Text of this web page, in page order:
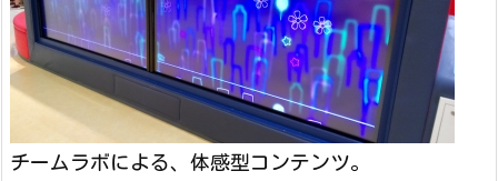
チームラボによる、体感型コンテンツ。